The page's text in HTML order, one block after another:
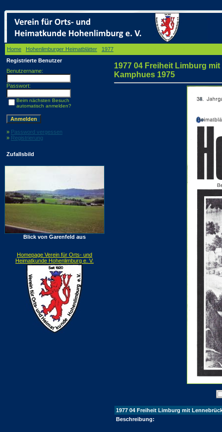
Home Hohenlimburger Heimatblätter 1977
Registrierte Benutzer
Benutzername:
Passwort:
Beim nächsten Besuch
automatisch anmelden?
» Password vergessen
» Registrierung
Zufallsbild
Blick von Garenfeld aus
Homepage Verein für Orts- und
Heimatkunde Hohenlimburg e. V.
1977 04 Freiheit Limburg
Kamphues 1975
1977 04 Freiheit Limburg mit
Beschreibung: